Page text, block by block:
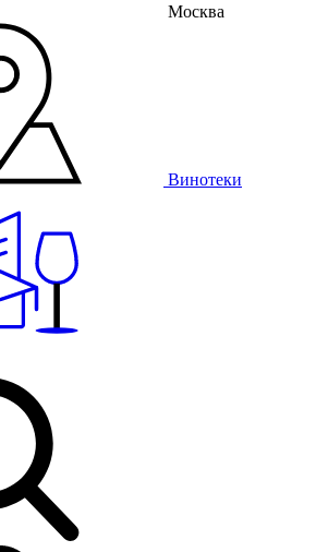
Москва
Винотеки